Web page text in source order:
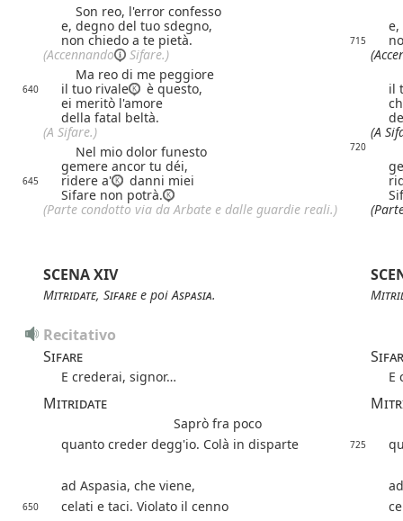
Son reo, l'error confesso
e, degno del tuo sdegno,
e,
non chiedo a te pietà.
715
(Accennando Sifare.) (
Ma reo di me peggiore
640 il tuo rivale è questo,
il
ei meritò l'amore
della fatal beltà.
(A Sifare.)
(A
Nel mio dolor funesto
720
gemere ancor tu déi,
645 ridere a' danni miei
Sifare non potrà.
(Parte condotto via da Arbate e dalle guardie reali.)
SCENA XIV
Mitridate, Sifaree poiAspasia.
Recitativo
Sifare
E crederai, signor… E
Mitridate
Saprò fra poco
quanto creder degg'io. Colà in disparte
725
ad Aspasia, che viene,
650 celati e taci. Violato il cenno